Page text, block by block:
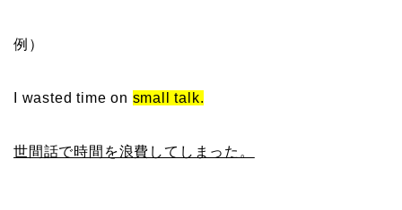
例）
I wasted time on small talk.
世間話で時間を浪費してしまった。